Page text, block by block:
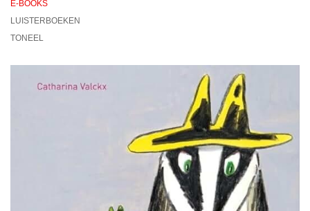
E-BOOKS
LUISTERBOEKEN
TONEEL